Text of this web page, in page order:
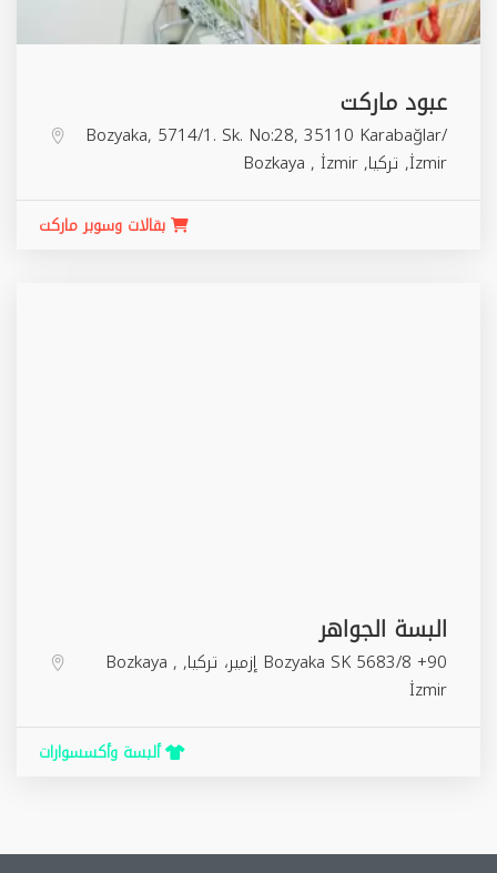
عبود ماركت
Bozyaka, 5714/1. Sk. No:28, 35110 Karabağlar/
İzmir, تركيا,
Bozkaya , İzmir
بقالات وسوبر ماركت
البسة الجواهر
Bozyaka SK 5683/8 +90 ‏إزمير‏، ‏تركيا‏, Bozkaya ,
İzmir
ألبسة وأكسسوارات